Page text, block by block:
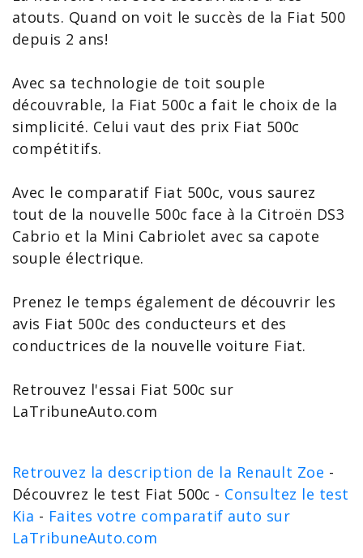
atouts. Quand on voit le succès de la Fiat 500
depuis 2 ans!
Avec sa technologie de toit souple
découvrable, la Fiat 500c a fait le choix de la
simplicité. Celui vaut des prix Fiat 500c
compétitifs.
Avec le comparatif Fiat 500c, vous saurez
tout de la nouvelle 500c face à la Citroën DS3
Cabrio et la Mini Cabriolet avec sa capote
souple électrique.
Prenez le temps également de découvrir les
avis Fiat 500c des conducteurs et des
conductrices de la nouvelle voiture Fiat.
Retrouvez l'essai Fiat 500c sur
LaTribuneAuto.com
Retrouvez la description de la Renault Zoe -
Découvrez le test Fiat 500c - Consultez le test
Kia - Faites votre comparatif auto sur
LaTribuneAuto.com